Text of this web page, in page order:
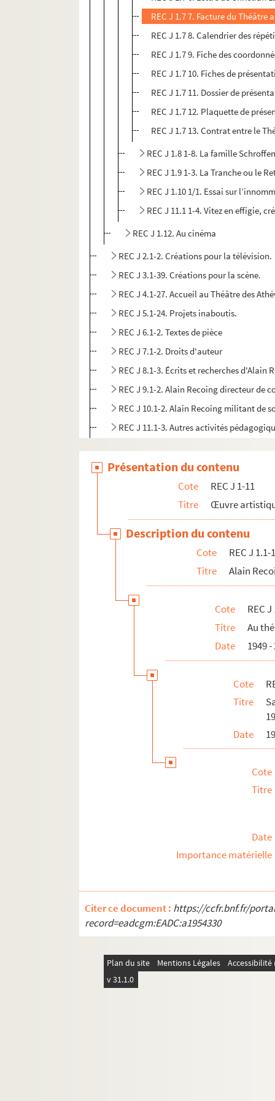
REC J 1.7 7. Facture du
REC J 1.7 8. Calendrier des
REC J 1.7 9. Fiche des
REC J 1.7 10. Fiches de
REC J 1.7 11. Dossier de
REC J 1.7 12. Plaquette de
REC J 1.7 13. Contrat entre le
REC J 1.8 1-8. La famille
REC J 1.9 1-3. La Tranche ou le
REC J 1.10 1/1. Essai sur
REC J 11.1 1-4. Vitez en effigie,
REC J 1.12. Au cinéma
REC J 2.1-2. Créations pour la télévision.
REC J 3.1-39. Créations pour la scène.
REC J 4.1-27. Accueil au Théâtre des
REC J 5.1-24. Projets inaboutis.
REC J 6.1-2. Textes de pièce
REC J 7.1-2. Droits d'auteur
REC J 8.1-3. Écrits et recherches d'Alain
REC J 9.1-2. Alain Recoing directeur de
REC J 10.1-2. Alain Recoing militant de
REC J 11.1-3. Autres activités
REC L 1. Archives des collaborateurs d'Alain
REC M 1-4. Documentation générale sur la
REC T 1-3. Documents photographiques et
REC Z 1. Objets.
Présentation du contenu
Cote
REC J 1-11
Titre
Œuvre
Description du contenu
Cote
REC J 1.1-
Titre
Alain
Cote
REC
Titre
Au
Date
1949 -
Cote
Titre
Date
Cote
Titre
Date
Importance matérielle
Citer ce document : https://ccfr.bnf.fr/
record=eadcgm:EADC:a1954330
Plan du site Mentions Légales
v 31.1.0